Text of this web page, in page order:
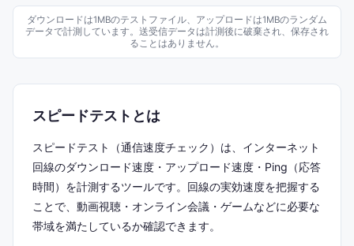
ダウンロードは1MBのテストファイル、アップロードは1MBのランダム
データで計測しています。送受信データは計測後に破棄され、保存され
ることはありません。
スピードテストとは
スピードテスト（通信速度チェック）は、インターネット
回線のダウンロード速度・アップロード速度・Ping（応答
時間）を計測するツールです。回線の実効速度を把握する
ことで、動画視聴・オンライン会議・ゲームなどに必要な
帯域を満たしているか確認できます。